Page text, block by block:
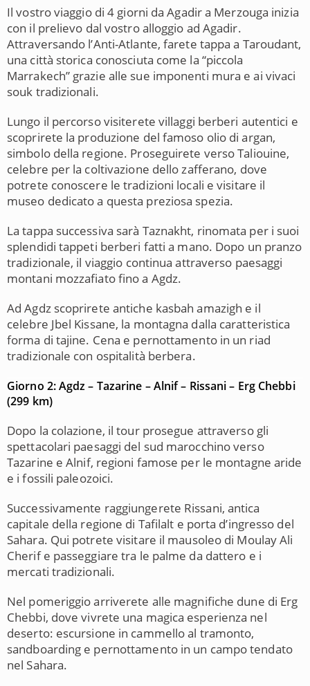
Il vostro viaggio di 4 giorni daAgadira Merzouga inizia
con il prelievo dal vostro alloggio ad Agadir.
Attraversando l’Anti-Atlante, farete tappa a Taroudant,
una città storica conosciuta come la “piccola
Marrakech” grazie alle sue imponenti mura e ai vivaci
souk tradizionali.
Lungo il percorso visiterete villaggi berberi autentici e
scoprirete la produzione del famoso olio di argan,
simbolo della regione. Proseguirete versoTaliouine,
celebre per la coltivazione dello zafferano, dove
potrete conoscere le tradizioni locali e visitare il
museo dedicato a questa preziosa spezia.
La tappa successiva sarà Taznakht, rinomata per i suoi
splendidi tappeti berberi fatti a mano. Dopo un pranzo
tradizionale, il viaggio continua attraverso paesaggi
montani mozzafiato fino a Agdz.
Ad Agdz scoprirete antiche kasbah amazigh e il
celebre Jbel Kissane, la montagna dalla caratteristica
forma di tajine. Cena e pernottamento in un riad
tradizionale con ospitalità berbera.
Giorno 2: Agdz – Tazarine – Alnif – Rissani – Erg Chebbi
(299 km)
Dopo la colazione, il tour prosegue attraverso gli
spettacolari paesaggi del sud marocchino verso
Tazarine eAlnif, regioni famose per le montagne aride
e i fossili paleozoici.
Successivamente raggiungerete Rissani, antica
capitale della regione di Tafilalt e porta d’ingresso del
Sahara. Qui potrete visitare il mausoleo di Moulay Ali
Cherif e passeggiare tra le palme da dattero e i
mercati tradizionali.
Nel pomeriggio arriverete alle magnifiche dune di Erg
Chebbi, dove vivrete una magica esperienza nel
deserto: escursione in cammello al tramonto,
sandboarding e pernottamento in un campo tendato
nel Sahara.